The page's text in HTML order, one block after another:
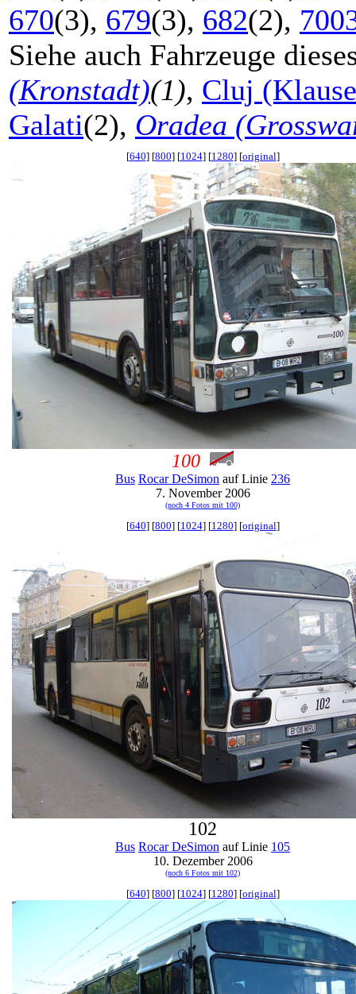
670(3), 679(3), 682(2),
Siehe auch Fahrzeuge
(Kronstadt)(1), Cluj
Galati(2), Oradea
[640] [800] [1024] [1280] [original]
100
Bus Rocar DeSimon auf Linie 236
7. November 2006
(noch 4 Fotos mit 100)
[640] [800] [1024] [1280] [original]
102
Bus Rocar DeSimon auf Linie 105
10. Dezember 2006
(noch 6 Fotos mit 102)
[640] [800] [1024] [1280] [original]